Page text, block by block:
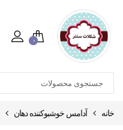
۰
خانه آدامس خوشبوکننده دهان